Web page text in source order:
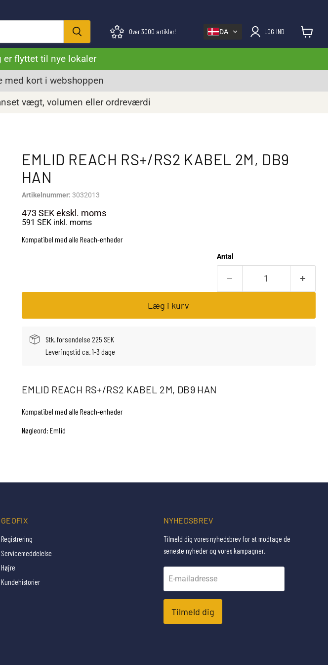
Over 3000 artikler! DA LOG IND
er flyttet til nye lokaler
med kort i webshoppen
vægt, volumen eller ordreværdi
EMLID REACH RS+/RS2 KABEL 2M, DB9
HAN
Artikelnummer: 3032013
473 SEKekskl. moms
591 SEKinkl. moms
Kompatibel med alle Reach-enheder
Antal
Læg i kurv
Stk. forsendelse 225 SEK
Leveringstid ca. 1-3 dage
EMLID REACH RS+/RS2 KABEL 2M, DB9 HAN
Kompatibel med alle Reach-enheder
Nøgleord: Emlid
GEOFIX
Registrering
Servicemeddelelse
Højre
Kundehistorier
NYHEDSBREV
Tilmeld dig vores nyhedsbrev for at modtage de
seneste nyheder og vores kampagner.
E-mailadresse
Tilmeld dig